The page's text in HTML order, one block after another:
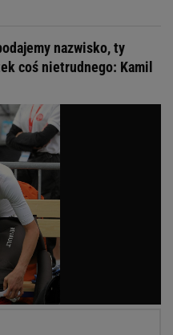
nazwisko, ty
coś nietrudnego: Kamil